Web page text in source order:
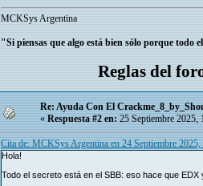
MCKSys Argentina
"Si piensas que algo está bien sólo porque todo
Reglas del
Re: Ayuda Con El
«Respuesta #2 en:25 Septiembre 2025,
Cita de: MCKSys Argentina en 24 Septiembre
Hola!
Todo el secreto está en el SBB: eso hace que